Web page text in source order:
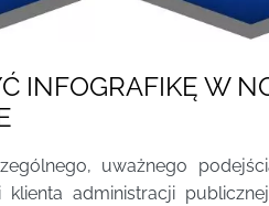
INFOGRAFIKĘ W
uważnego
klienta administracji